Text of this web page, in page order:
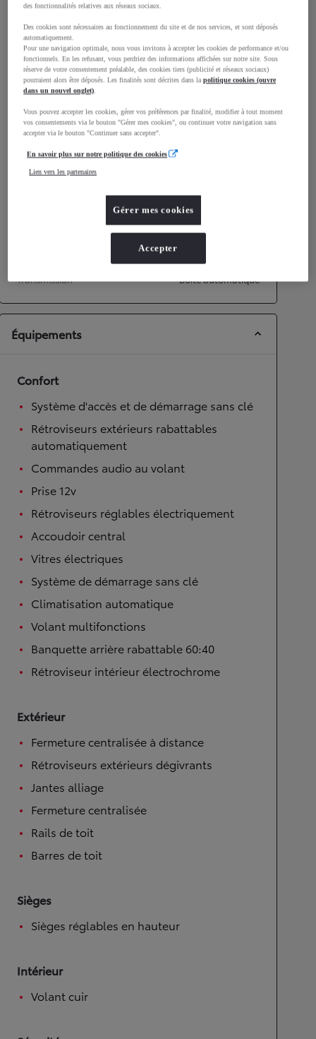
Largeur
1 765mm
Consommation mixte
Émissions CO2
101g/km
Performances
Accélération 0-100km/h
10,7
Roues motrices avant
Transmission
Boîte automatique
Équipements
Confort
Système d'accès et de démarrage sans clé
Rétroviseurs extérieurs rabattables
automatiquement
Commandes audio au volant
Prise 12v
Rétroviseurs réglables électriquement
Accoudoir central
Vitres électriques
Système de démarrage sans clé
Climatisation automatique
Volant multifonctions
Banquette arrière rabattable 60:40
Rétroviseur intérieur électrochrome
Extérieur
Fermeture centralisée à distance
Rétroviseurs extérieurs dégivrants
Jantes alliage
Fermeture centralisée
Rails de toit
Barres de toit
Sièges
Sièges réglables en hauteur
Intérieur
Volant cuir
des fonctionnalités relatives aux réseaux sociaux.
Des cookies sont nécessaires au fonctionnement du site et de nos services, et sont déposés
automatiquement.
Pour une navigation optimale, nous vous invitons à accepter les cookies de performance et/ou
fonctionnels. En les refusant, vous perdriez des informations affichées sur notre site. Sous
réserve de votre consentement préalable, des cookies tiers (publicité et réseaux sociaux)
pourraient alors être déposés. Les finalités sont décrites dans lapolitique cookies (ouvre
dans un nouvel onglet).
Vous pouvez accepter les cookies, gérer vos préférences par finalité, modifier à tout moment
vos consentements via le bouton "Gérer mes cookies", ou continuer votre navigation sans
accepter via le bouton "Continuer sans accepter".
En savoir plus sur notre politique des cookies
Lien vers les partenaires
Gérer mes cookies
Accepter